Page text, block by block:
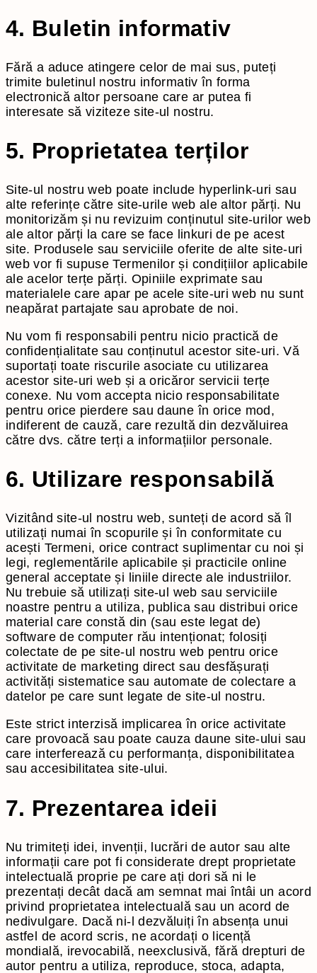
4. Buletin informativ
Fără a aduce atingere celor de mai sus, puteți
trimite buletinul nostru informativ în forma
electronică altor persoane care ar putea fi
interesate să viziteze site-ul nostru.
5. Proprietatea terților
Site-ul nostru web poate include hyperlink-uri sau
alte referințe către site-urile web ale altor părți. Nu
monitorizăm și nu revizuim conținutul site-urilor web
ale altor părți la care se face linkuri de pe acest
site. Produsele sau serviciile oferite de alte site-uri
web vor fi supuse Termenilor și condițiilor aplicabile
ale acelor terțe părți. Opiniile exprimate sau
materialele care apar pe acele site-uri web nu sunt
neapărat partajate sau aprobate de noi.
Nu vom fi responsabili pentru nicio practică de
confidențialitate sau conținutul acestor site-uri. Vă
suportați toate riscurile asociate cu utilizarea
acestor site-uri web și a oricăror servicii terțe
conexe. Nu vom accepta nicio responsabilitate
pentru orice pierdere sau daune în orice mod,
indiferent de cauză, care rezultă din dezvăluirea
către dvs. către terți a informațiilor personale.
6. Utilizare responsabilă
Vizitând site-ul nostru web, sunteți de acord să îl
utilizați numai în scopurile și în conformitate cu
acești Termeni, orice contract suplimentar cu noi și
legi, reglementările aplicabile și practicile online
general acceptate și liniile directe ale industriilor.
Nu trebuie să utilizați site-ul web sau serviciile
noastre pentru a utiliza, publica sau distribui orice
material care constă din (sau este legat de)
software de computer rău intenționat; folosiți
colectate de pe site-ul nostru web pentru orice
activitate de marketing direct sau desfășurați
activități sistematice sau automate de colectare a
datelor pe care sunt legate de site-ul nostru.
Este strict interzisă implicarea în orice activitate
care provoacă sau poate cauza daune site-ului sau
care interferează cu performanța, disponibilitatea
sau accesibilitatea site-ului.
7. Prezentarea ideii
Nu trimiteți idei, invenții, lucrări de autor sau alte
informații care pot fi considerate drept proprietate
intelectuală proprie pe care ați dori să ni le
prezentați decât dacă am semnat mai întâi un acord
privind proprietatea intelectuală sau un acord de
nedivulgare. Dacă ni-l dezvăluiți în absența unui
astfel de acord scris, ne acordați o licență
mondială, irevocabilă, neexclusivă, fără drepturi de
autor pentru a utiliza, reproduce, stoca, adapta,